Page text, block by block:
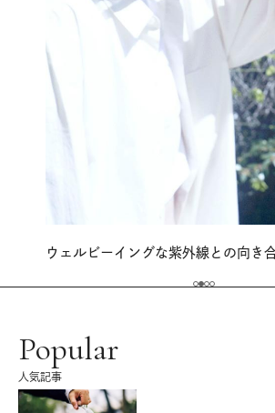
ウェルビーイングな紫外線との向き合
Popular
人気記事